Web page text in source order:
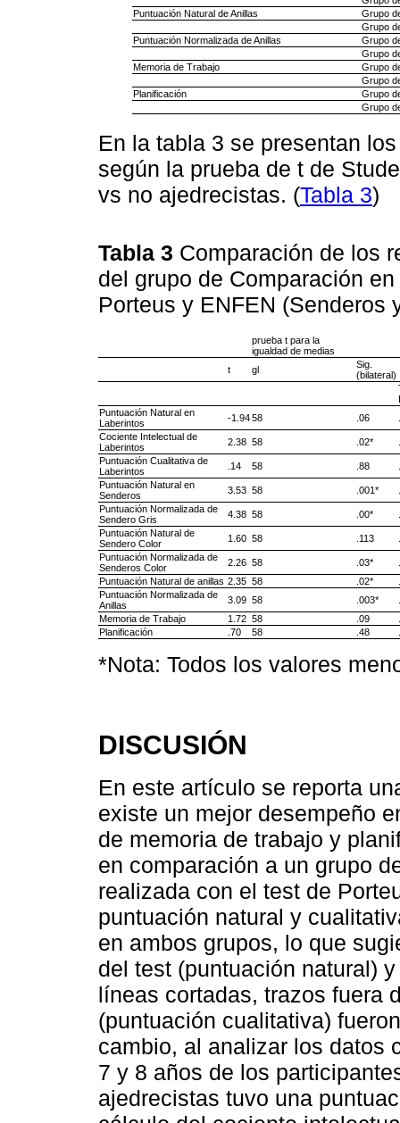
Puntuación Natural de Anillas
Grupo
Grupo
Puntuación Normalizada de Anillas
Grupo
Grupo
Memoria de Trabajo
Grupo
Grupo
Planificación
Grupo
Grupo
En la tabla 3 se presentan
según la prueba de t de
vs no ajedrecistas. (Tabla 3)
Tabla 3 Comparación de los
del grupo de Comparación
Porteus y ENFEN (Senderos
prueba t para la
igualdad de medias
t
gl
Sig.
(bilateral)
Puntuación Natural en
Laberintos
-1.9458 .06
Cociente Intelectual de
Laberintos
2.38 58 .02*
Puntuación Cualitativa de
Laberintos
.14 58 .88
Puntuación Natural en
Senderos
3.53 58 .001*
Puntuación Normalizada de
Sendero Gris
4.38 58 .00*
Puntuación Natural de
Sendero Color
1.60 58 .113
Puntuación Normalizada de
Senderos Color
2.26 58 .03*
Puntuación Natural de anillas 2.35 58 .02*
Puntuación Normalizada de
Anillas
3.09 58 .003*
Memoria de Trabajo
1.72 58 .09
Planificación
.70 58 .48
*Nota: Todos los valores
DISCUSIÓN
En este artículo se reporta
existe un mejor desempeño
de memoria de trabajo y
en comparación a un grupo
realizada con el test de
puntuación natural y
en ambos grupos, lo que
del test (puntuación natural)
líneas cortadas, trazos fuera
(puntuación cualitativa)
cambio, al analizar los datos
7 y 8 años de los
ajedrecistas tuvo una